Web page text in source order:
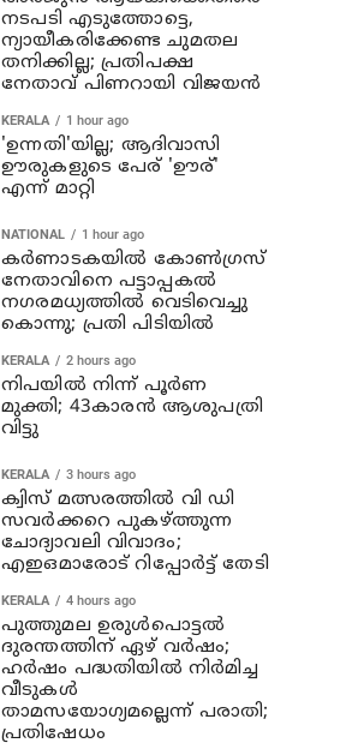
നടപടി എടുത്തോട്ടെ,
ന്യായീകരിക്കേണ്ട ചുമതല
തനിക്കില്ല; പ്രതിപക്ഷ
നേതാവ് പിണറായി വിജയന്‍
KERALA 1 hour ago
'ഉന്നതി'യില്ല; ആദിവാസി
ഊരുകളുടെ പേര് 'ഊര്'
എന്ന് മാറ്റി
NATIONAL 1 hour ago
കര്‍ണാടകയില്‍ കോണ്‍ഗ്രസ്
നേതാവിനെ പട്ടാപ്പകല്‍
നഗരമധ്യത്തില്‍ വെടിവെച്ചു
കൊന്നു; പ്രതി പിടിയില്‍
KERALA 2 hours ago
നിപയില്‍ നിന്ന് പൂര്‍ണ
മുക്തി; 43കാരന്‍ ആശുപത്രി
വിട്ടു
KERALA 3 hours ago
ക്വിസ് മത്സരത്തില്‍ വി ഡി
സവര്‍ക്കറെ പുകഴ്ത്തുന്ന
ചോദ്യാവലി വിവാദം;
എഇഒമാരോട് റിപ്പോര്‍ട്ട് തേടി
KERALA 4 hours ago
പുത്തുമല ഉരുള്‍പൊട്ടല്‍
ദുരന്തത്തിന് ഏഴ് വര്‍ഷം;
ഹര്‍ഷം പദ്ധതിയില്‍ നിര്‍മിച്ച
വീടുകള്‍
താമസയോഗ്യമല്ലെന്ന് പരാതി;
പ്രതിഷേധം